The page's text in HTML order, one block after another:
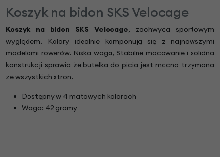
Koszyk na bidon SKS Velocage
Koszyk na bidon SKS Velocage, zachwyca sportowym
wyglądem. Kolory idealnie komponują się z najnowszymi
modelami rowerów. Niska waga, Stabilne mocowanie i solidna
konstrukcji sprawia że butelka do picia jest mocno trzymana
ze wszystkich stron.
Dostępny w 4 matowych kolorach
Waga: 42 gramy